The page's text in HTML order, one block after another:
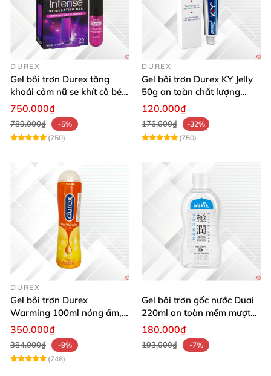
DUREX
Gel bôi trơn Durex tăng
khoái cảm nữ se khít cô bé
10ml
750.000₫
789.000₫
-5%
(750)
DUREX
Gel bôi trơn Durex KY Jelly
50g an toàn chất lượng
mua ngay
120.000₫
176.000₫
-32%
(750)
DUREX
Gel bôi trơn Durex
Warming 100ml nóng ấm,
tăng khoái cảm nhanh
350.000₫
384.000₫
-9%
(748)
Gel bôi trơn gốc nước Duai
220ml an toàn mềm mượt
kích thích
180.000₫
193.000₫ -7%